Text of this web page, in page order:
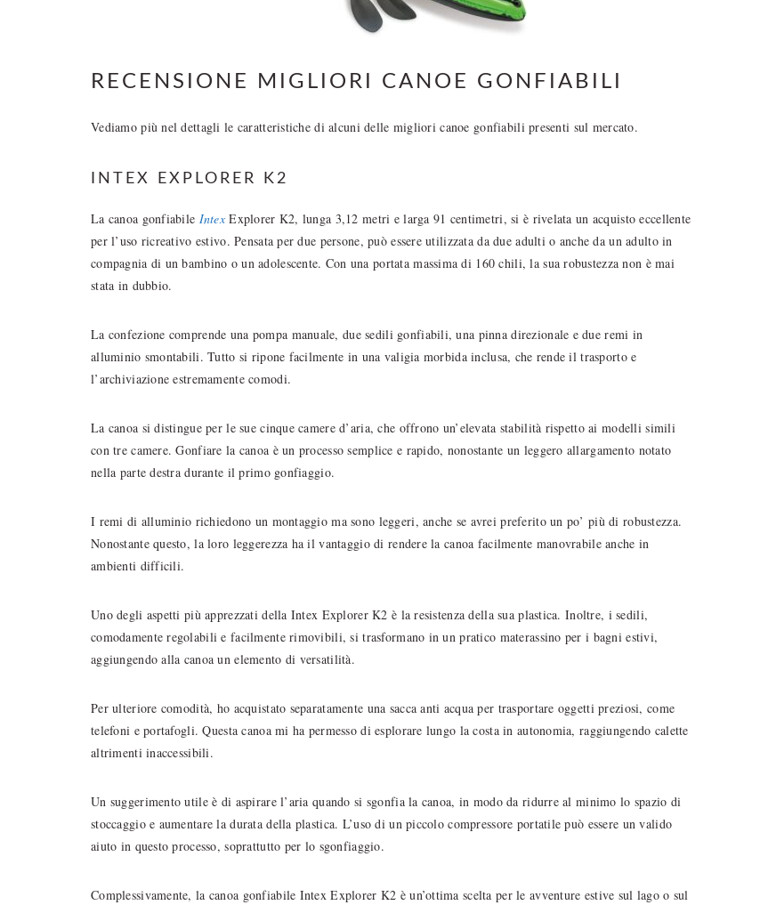
RECENSIONE MIGLIORI CANOE GONFIABILI
Vediamo più nel dettagli le caratteristiche di alcuni delle migliori canoe gonfiabili presenti sul mercato.
INTEX EXPLORER K2
La canoa gonfiabile Intex Explorer K2, lunga 3,12 metri e larga 91 centimetri, si è rivelata un acquisto eccellente
per l’uso ricreativo estivo. Pensata per due persone, può essere utilizzata da due adulti o anche da un adulto in
compagnia di un bambino o un adolescente. Con una portata massima di 160 chili, la sua robustezza non è mai
stata in dubbio.
La confezione comprende una pompa manuale, due sedili gonfiabili, una pinna direzionale e due remi in
alluminio smontabili. Tutto si ripone facilmente in una valigia morbida inclusa, che rende il trasporto e
l’archiviazione estremamente comodi.
La canoa si distingue per le sue cinque camere d’aria, che offrono un’elevata stabilità rispetto ai modelli simili
con tre camere. Gonfiare la canoa è un processo semplice e rapido, nonostante un leggero allargamento notato
nella parte destra durante il primo gonfiaggio.
I remi di alluminio richiedono un montaggio ma sono leggeri, anche se avrei preferito un po’ più di robustezza.
Nonostante questo, la loro leggerezza ha il vantaggio di rendere la canoa facilmente manovrabile anche in
ambienti difficili.
Uno degli aspetti più apprezzati della Intex Explorer K2 è la resistenza della sua plastica. Inoltre, i sedili,
comodamente regolabili e facilmente rimovibili, si trasformano in un pratico materassino per i bagni estivi,
aggiungendo alla canoa un elemento di versatilità.
Per ulteriore comodità, ho acquistato separatamente una sacca anti acqua per trasportare oggetti preziosi, come
telefoni e portafogli. Questa canoa mi ha permesso di esplorare lungo la costa in autonomia, raggiungendo calette
altrimenti inaccessibili.
Un suggerimento utile è di aspirare l’aria quando si sgonfia la canoa, in modo da ridurre al minimo lo spazio di
stoccaggio e aumentare la durata della plastica. L’uso di un piccolo compressore portatile può essere un valido
aiuto in questo processo, soprattutto per lo sgonfiaggio.
Complessivamente, la canoa gonfiabile Intex Explorer K2 è un’ottima scelta per le avventure estive sul lago o sul